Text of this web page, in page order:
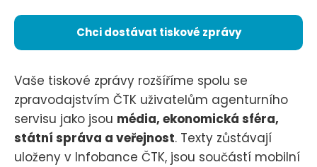
Chci dostávat tiskové zprávy
Vaše tiskové zprávy rozšíříme spolu se
zpravodajstvím ČTK uživatelům agenturního
servisu jako jsou média, ekonomická sféra,
státní správa a veřejnost. Texty zůstávají
uloženy v Infobance ČTK, jsou součástí mobilní